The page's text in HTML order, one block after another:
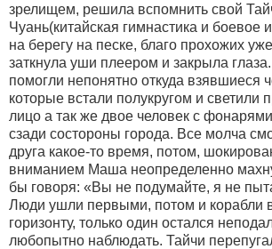
зрелищем, решила вспомнить свой
Чуань(китайская гимнастика и боевое
на берегу на песке, благо прохожих
заткнула уши плеером и закрыла
помогли непонятно откуда взявшиеся
которые встали полукругом и светили
лицо а так же двое человек с
сзади состороны города. Все молча
друга какое-то время, потом,
вниманием Маша неопределенно
бы говоря: «Вы не подумайте, я не
Люди ушли первыми, потом и корабли
горизонту, только один остался
любопытно наблюдать. Тайчи